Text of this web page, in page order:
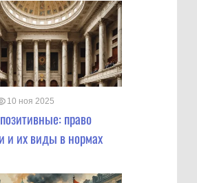
10 ноя 2025
право
и их виды в нормах